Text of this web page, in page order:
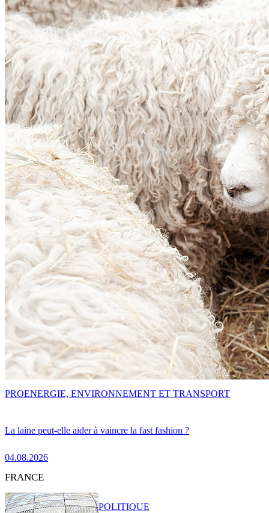
La laine peut-elle aider à vaincre la fast fashion ?
04.08.2026
PROENERGIE, ENVIRONNEMENT ET TRANSPORT
FRANCE
POLITIQUE